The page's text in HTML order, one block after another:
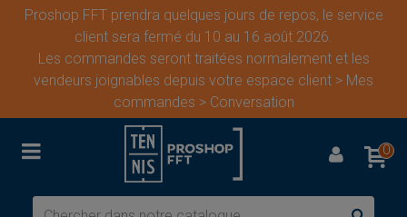
Proshop FFT prendra quelques jours de repos, le service
client sera fermé du 10 au 16 août 2026.
Les commandes seront traitées normalement et les
vendeurs joignables depuis votre espace client > Mes
commandes > Conversation
0